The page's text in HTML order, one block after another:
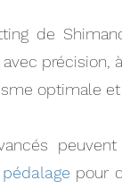
de
optimale
pour